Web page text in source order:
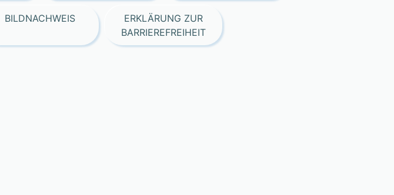
BILDNACHWEIS
ERKLÄRUNG ZUR
BARRIEREFREIHEIT